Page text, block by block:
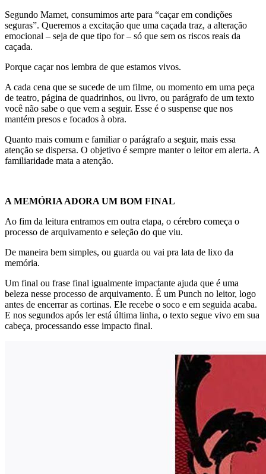
Segundo Mamet, consumimos arte para “caçar em condições
seguras”. Queremos a excitação que uma caçada traz, a alteração
emocional – seja de que tipo for – só que sem os riscos reais da
caçada.
Porque caçar nos lembra de que estamos vivos.
A cada cena que se sucede de um filme, ou momento em uma peça
de teatro, página de quadrinhos, ou livro, ou parágrafo de um texto
você não sabe o que vem a seguir. Esse é o suspense que nos
mantém presos e focados à obra.
Quanto mais comum e familiar o parágrafo a seguir, mais essa
atenção se dispersa. O objetivo é sempre manter o leitor em alerta. A
familiaridade mata a atenção.
A MEMÓRIA ADORA UM BOM FINAL
Ao fim da leitura entramos em outra etapa, o cérebro começa o
processo de arquivamento e seleção do que viu.
De maneira bem simples, ou guarda ou vai pra lata de lixo da
memória.
Um final ou frase final igualmente impactante ajuda que é uma
beleza nesse processo de arquivamento. É um Punch no leitor, logo
antes de encerrar as cortinas. Ele recebe o soco e em seguida acaba.
E nos segundos após ler está última linha, o texto segue vivo em sua
cabeça, processando esse impacto final.